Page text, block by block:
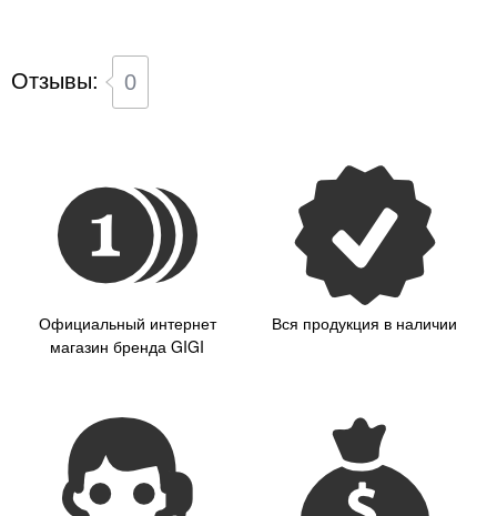
Отзывы: 0
Официальный интернет
магазин бренда GIGI
Вся продукция в наличии